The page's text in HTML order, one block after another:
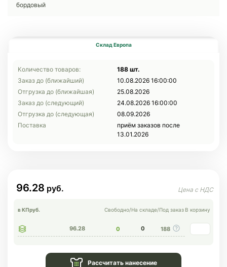
бордовый
Склад Европа
Количество товаров:
188 шт.
Заказ до (ближайший)
10.08.2026 16:00:00
Отгрузка до (ближайшая)
25.08.2026
Заказ до (следующий)
24.08.2026 16:00:00
Отгрузка до (следующая)
08.09.2026
Поставка
приём заказов после
13.01.2026
96.28
в КПруб. Свободно/На складе/Под заказ В корзину
96.28 0 0 188
Рассчитать нанесение